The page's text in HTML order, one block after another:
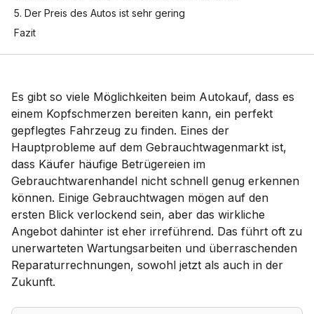
5. Der Preis des Autos ist sehr gering
Fazit
Es gibt so viele Möglichkeiten beim Autokauf, dass es
einem Kopfschmerzen bereiten kann, ein perfekt
gepflegtes Fahrzeug zu finden. Eines der
Hauptprobleme auf dem Gebrauchtwagenmarkt ist,
dass Käufer häufige Betrügereien im
Gebrauchtwarenhandel nicht schnell genug erkennen
können. Einige Gebrauchtwagen mögen auf den
ersten Blick verlockend sein, aber das wirkliche
Angebot dahinter ist eher irreführend. Das führt oft zu
unerwarteten Wartungsarbeiten und überraschenden
Reparaturrechnungen, sowohl jetzt als auch in der
Zukunft.